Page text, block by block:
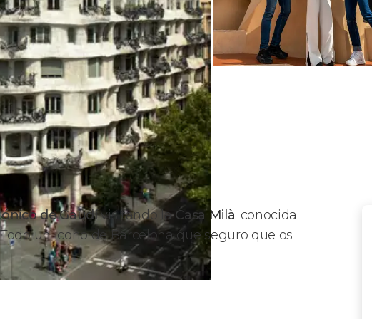
de Gaudívisitando laCasa Milà, conocida
un icono de Barcelona que seguro que os